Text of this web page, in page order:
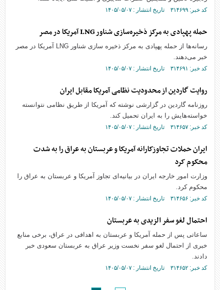
کد خبر: ۳۱۴۶۹۹ تاریخ انتشار : ۱۴۰۵/۰۵/۰۷
حمله پهپادی به مرکز ذخیره‌سازی شناور LNG آمریکا در مصر
رسانه‌ها از حمله پهپادی به مرکز ذخیره سازی شناور LNG آمریکا در مصر
خبر می‌دهند.
کد خبر: ۳۱۴۶۹۱ تاریخ انتشار : ۱۴۰۵/۰۵/۰۷
روایت گاردین از محدودیت نظامی آمریکا مقابل ایران
روزنامه گاردین در گزارشی نوشته که آمریکا از طریق نظامی نتوانسته
خواسته‌هایش را به ایران تحمیل کند.
کد خبر: ۳۱۴۶۵۷ تاریخ انتشار : ۱۴۰۵/۰۵/۰۷
ایران حملات تجاوزکارانه آمریکا و عربستان به عراق را به شدت
محکوم کرد
وزارت امور خارجه ایران در بیانیه‌ای تجاوز آمریکا و عربستان به عراق را
محکوم کرد.
کد خبر: ۳۱۴۶۵۶ تاریخ انتشار : ۱۴۰۵/۰۵/۰۷
احتمال لغو سفر الزیدی به عربستان
ساعاتی پس از حمله آمریکا و عربستان به اهدافی در عراق، برخی منابع
خبری از احتمال لغو سفر نخست وزیر عراق به عربستان سعودی خبر
دادند.
کد خبر: ۳۱۴۶۵۲ تاریخ انتشار : ۱۴۰۵/۰۵/۰۷